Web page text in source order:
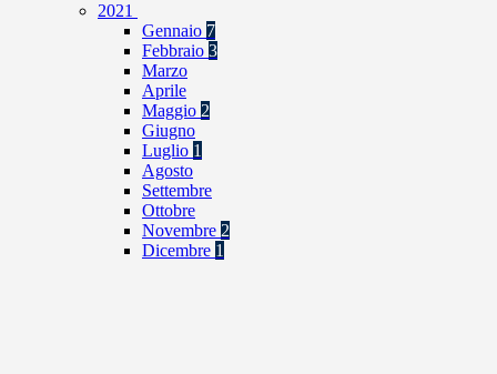
2021
Gennaio 7
Febbraio 3
Marzo
Aprile
Maggio 2
Giugno
Luglio 1
Agosto
Settembre
Ottobre
Novembre 2
Dicembre 1